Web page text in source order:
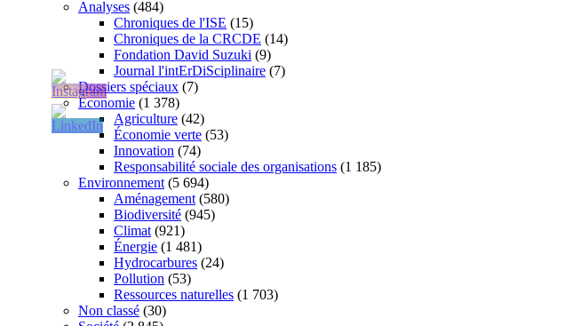
Analyses (484)
Chroniques de l'ISE (15)
Chroniques de la CRCDE (14)
Fondation David Suzuki (9)
Journal l'intErDiSciplinaire (7)
Dossiers spéciaux (7)
Économie (1 378)
Agriculture (42)
Économie verte (53)
Innovation (74)
Responsabilité sociale des organisations (1 185)
Environnement (5 694)
Aménagement (580)
Biodiversité (945)
Climat (921)
Énergie (1 481)
Hydrocarbures (24)
Pollution (53)
Ressources naturelles (1 703)
Non classé (30)